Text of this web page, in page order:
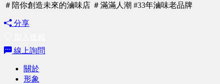
＃陪你創造未來的滷味店 ＃滿滿人潮 #33年滷味老品牌
分享
線上詢問
關於
形象